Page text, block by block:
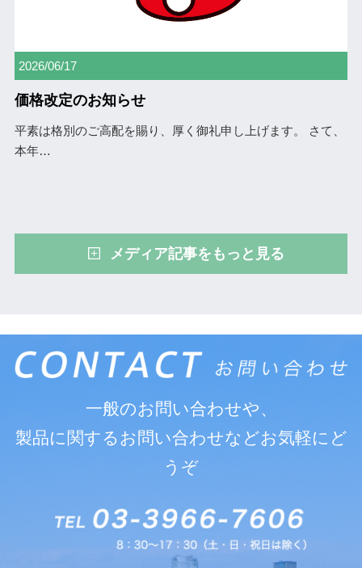
2026/06/17
価格改定のお知らせ
平素は格別のご高配を賜り、厚く御礼申し上げます。 さて、
本年…
メディア記事をもっと見る
一般のお問い合わせや、
製品に関するお問い合わせなどお気軽にど
うぞ